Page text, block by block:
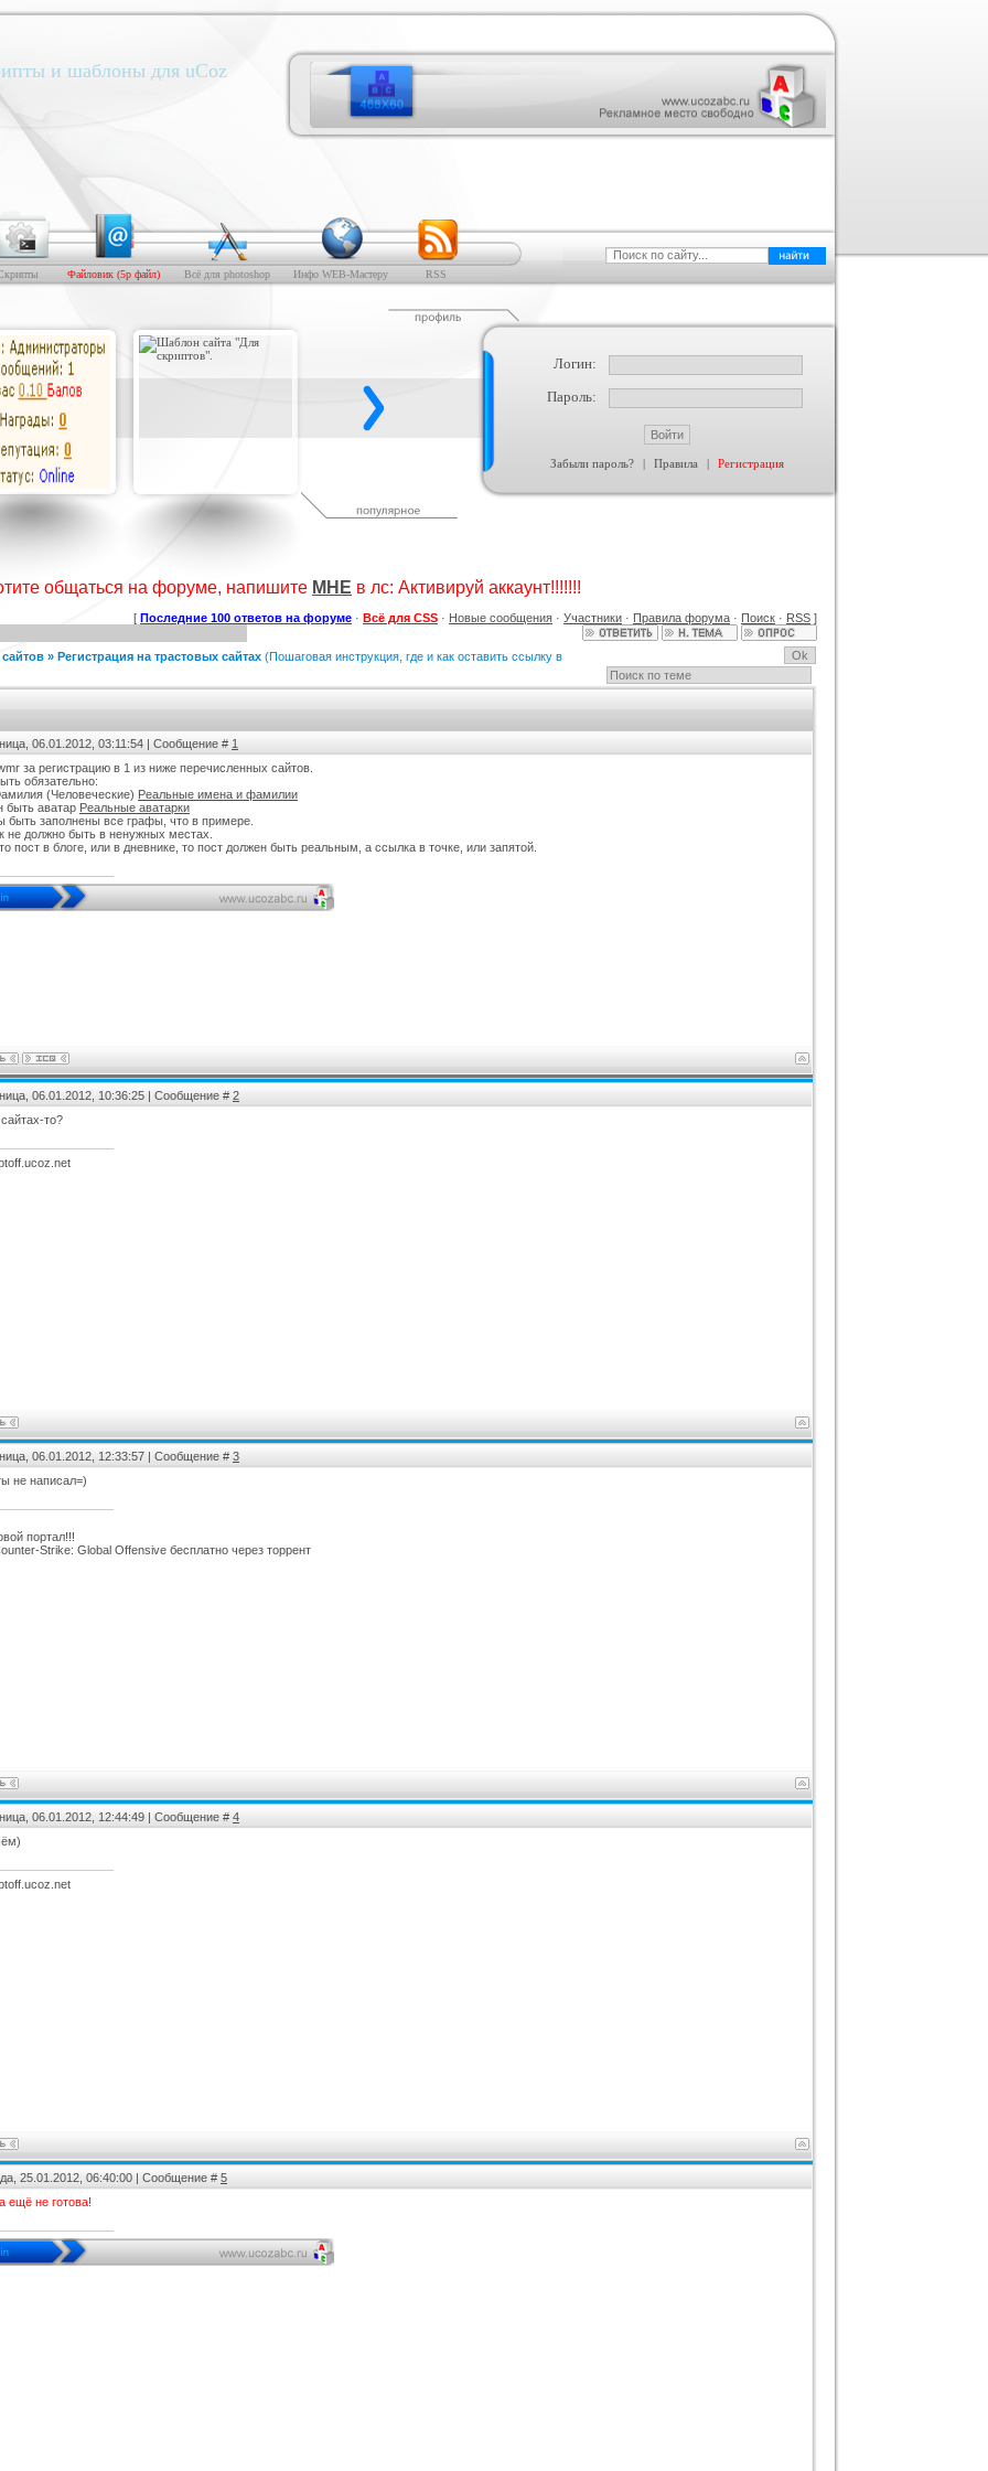
и шаблоны для uCoz
Файловик (5р файл) Всё для photoshop Инфо WEB-Мастеру RSS
Шаблон сайта "Для скриптов".
Коллекция шаблонов № 1
(Музыка)
лучших шаблонов
года
:Ucoz
KIBER
Логин:
Пароль:
Забыли пароль? | Правила | Регистрация
общаться на форуме, напишите МНЕ в лс: Активируй аккаунт!!!!!!!
[ Последние 100 ответов на форуме · Всё для CSS · Новые сообщения · Участники · Правила форума · Поиск · RSS ]
сайтов » Регистрация на трастовых сайтах (Пошаговая инструкция, где и как оставить ссылку в
06.01.2012, 03:11:54 | Сообщение # 1
за регистрацию в 1 из ниже перечисленных сайтов.
обязательно:
(Человеческие) Реальные имена и фамилии
быть аватар Реальные аватарки
быть заполнены все графы, что в примере.
не должно быть в ненужных местах.
пост в блоге, или в дневнике, то пост должен быть реальным, а ссылка в точке, или запятой.
06.01.2012, 10:36:25 | Сообщение # 2
то?
06.01.2012, 12:33:57 | Сообщение # 3
не написал=)
портал!!!
Strike: Global Offensive бесплатно через торрент
06.01.2012, 12:44:49 | Сообщение # 4
25.01.2012, 06:40:00 | Сообщение # 5
ещё не готова!